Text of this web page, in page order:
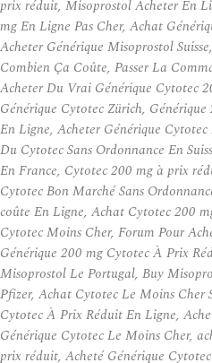
prix réduit, Misoprostol Acheter En
mg En Ligne Pas Cher, Achat
Acheter Générique Misoprostol
Combien Ça Coûte, Passer La
Acheter Du Vrai Générique Cytotec
Générique Cytotec Zürich,
En Ligne, Acheter Générique
Du Cytotec Sans Ordonnance En
En France, Cytotec 200 mg à prix
Cytotec Bon Marché Sans
coûte En Ligne, Achat Cytotec 200
Cytotec Moins Cher, Forum Pour
Générique 200 mg Cytotec À Prix
Misoprostol Le Portugal, Buy
Pfizer, Achat Cytotec Le Moins Cher
Cytotec À Prix Réduit En Ligne,
Générique Cytotec Le Moins Cher,
prix réduit, Acheté Générique